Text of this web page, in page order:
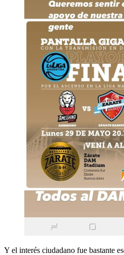
Y el interés ciudadano fue bastante